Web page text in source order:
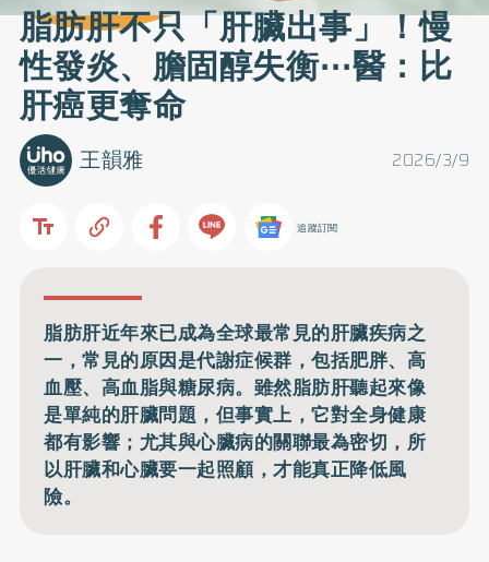
脂肪肝不只「肝臟出事」！慢
性發炎、膽固醇失衡⋯醫：比
肝癌更奪命
2026/3/9
王韻雅
追蹤訂閱
脂肪肝近年來已成為全球最常見的肝臟疾病之
一，常見的原因是代謝症候群，包括肥胖、高
血壓、高血脂與糖尿病。雖然脂肪肝聽起來像
是單純的肝臟問題，但事實上，它對全身健康
都有影響；尤其與心臟病的關聯最為密切，所
以肝臟和心臟要一起照顧，才能真正降低風
險。